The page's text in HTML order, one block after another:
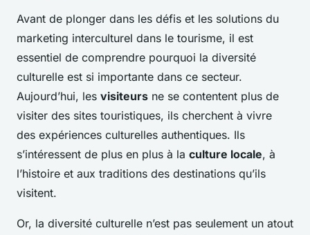
Avant de plonger dans les défis et les solutions du
marketing interculturel dans le tourisme, il est
essentiel de comprendre pourquoi la diversité
culturelle est si importante dans ce secteur.
Aujourd’hui, les visiteurs ne se contentent plus de
visiter des sites touristiques, ils cherchent à vivre
des expériences culturelles authentiques. Ils
s’intéressent de plus en plus à la culture locale, à
l’histoire et aux traditions des destinations qu’ils
visitent.
Or, la diversité culturelle n’est pas seulement un atout